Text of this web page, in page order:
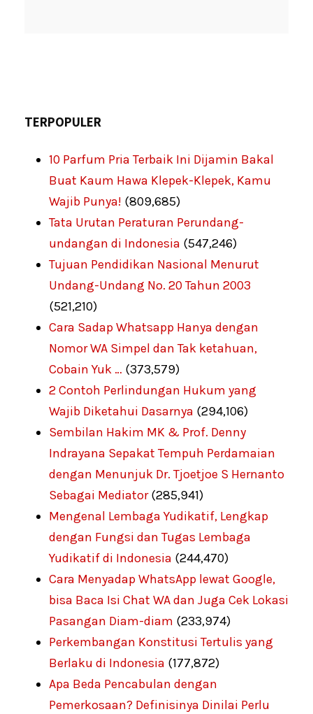
TERPOPULER
10 Parfum Pria Terbaik Ini Dijamin Bakal
Buat Kaum Hawa Klepek-Klepek, Kamu
Wajib Punya! (809,685)
Tata Urutan Peraturan Perundang-
undangan di Indonesia (547,246)
Tujuan Pendidikan Nasional Menurut
Undang-Undang No. 20 Tahun 2003
(521,210)
Cara Sadap Whatsapp Hanya dengan
Nomor WA Simpel dan Tak ketahuan,
Cobain Yuk … (373,579)
2 Contoh Perlindungan Hukum yang
Wajib Diketahui Dasarnya (294,106)
Sembilan Hakim MK & Prof. Denny
Indrayana Sepakat Tempuh Perdamaian
dengan Menunjuk Dr. Tjoetjoe S Hernanto
Sebagai Mediator (285,941)
Mengenal Lembaga Yudikatif, Lengkap
dengan Fungsi dan Tugas Lembaga
Yudikatif di Indonesia (244,470)
Cara Menyadap WhatsApp lewat Google,
bisa Baca Isi Chat WA dan Juga Cek Lokasi
Pasangan Diam-diam (233,974)
Perkembangan Konstitusi Tertulis yang
Berlaku di Indonesia (177,872)
Apa Beda Pencabulan dengan
Pemerkosaan? Definisinya Dinilai Perlu